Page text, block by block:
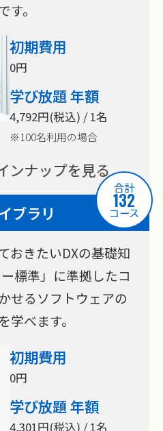
。
初期費用
0円
学び放題 年額
4,792円(税込) / 1名
※100名利用の場合
ンナップを見る
ブラリ
合計
132
コース
おきたいDXの基礎知
標準」に準拠したコ
せるソフトウェアの
学べます。
初期費用
0円
学び放題 年額
4,301円(税込) / 1名